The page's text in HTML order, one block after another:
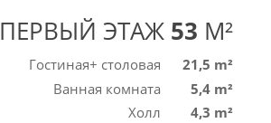
ПЕРВЫЙ ЭТАЖ 53 M²
Гостиная+ столовая
21,5 m²
Ванная комната
5,4 m²
Холл
4,3 m²